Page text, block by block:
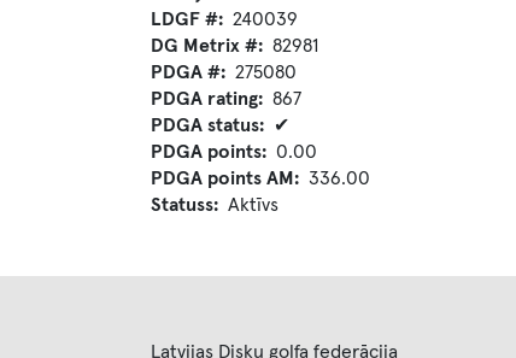
LDGF #
240039
DG Metrix #
82981
PDGA #
275080
PDGA rating
867
PDGA status
✔
PDGA points
0.00
PDGA points AM
336.00
Statuss
Aktīvs
Latvijas Disku golfa federācija